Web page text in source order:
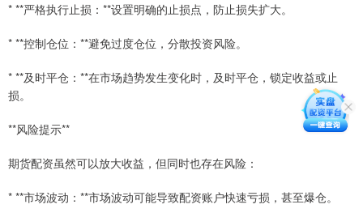
* **严格执行止损：**设置明确的止损点，防止损失扩大。
* **控制仓位：**避免过度仓位，分散投资风险。
* **及时平仓：**在市场趋势发生变化时，及时平仓，锁定收益或止
损。
**风险提示**
期货配资虽然可以放大收益，但同时也存在风险：
* **市场波动：**市场波动可能导致配资账户快速亏损，甚至爆仓。